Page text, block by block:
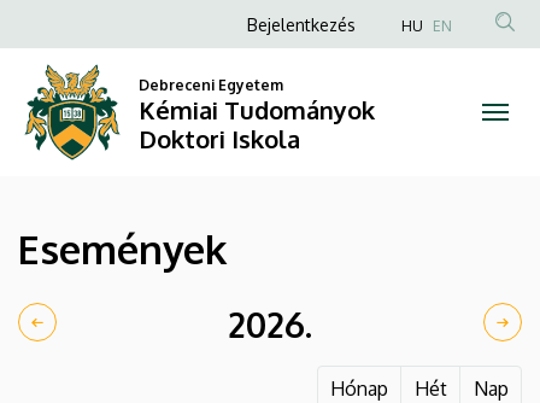
Kémiai
Tudományok
Doktori
Iskola
a
tartalomra
Anonim
fiók
menüje
Bejelentkezés HU EN
Debreceni Egyetem
Kémiai Tudományok
Doktori Iskola
Események
2026.
Hónap Hét Nap